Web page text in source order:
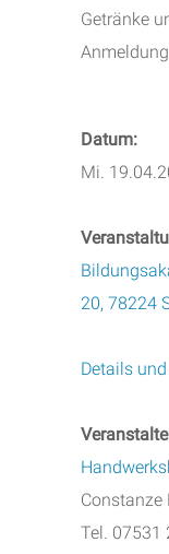
Getränke
Datum:
Mi.
20, 78224
Details
Constanze
Tel. 07531